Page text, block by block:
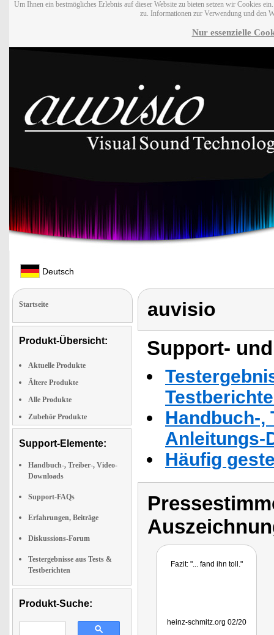
Um Ihnen ein bestmögliches Erlebnis auf dieser Website zu bieten setzen wir Cookies
zu. Informationen zur Verwendung und den
Nur essenzielle
Deutsch
Startseite
Produkt-Übersicht:
Aktuelle Produkte
Ältere Produkte
Alle Produkte
Zubehör Produkte
Support-Elemente:
Handbuch-, Treiber-, Video-
Downloads
Support-FAQs
Erfahrungen, Beiträge
Diskussions-Forum
Testergebnisse aus Tests &
Testberichten
Produkt-Suche:
auvisio
Support-
Handbuch-,
Anleitungs-
Häufig
Fazit: "... fand ihn toll."
heinz-schmitz.org 02/20